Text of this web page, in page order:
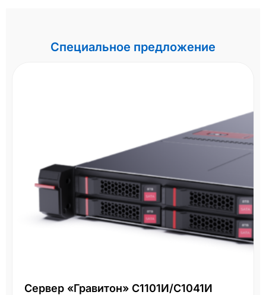
Специальное предложение
Сервер «Гравитон» С1101И/С1041И